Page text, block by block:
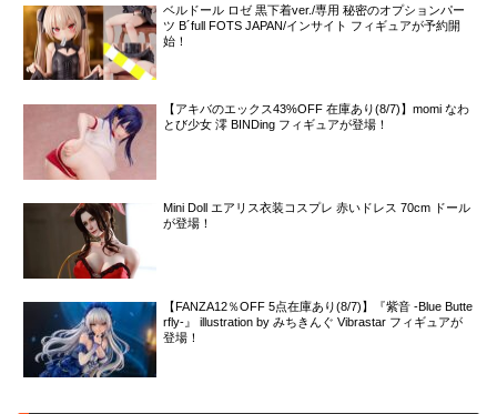
ベルドール ロゼ 黒下着ver./専用 秘密のオプションパー
ツ B´full FOTS JAPAN/インサイト フィギュアが予約開
始！
【アキバのエックス43%OFF 在庫あり(8/7)】momi なわ
とび少女 澪 BINDing フィギュアが登場！
Mini Doll エアリス衣装コスプレ 赤いドレス 70cm ドール
が登場！
【FANZA12％OFF 5点在庫あり(8/7)】『紫音 -Blue Butte
rfly-』 illustration by みちきんぐ Vibrastar フィギュアが
登場！